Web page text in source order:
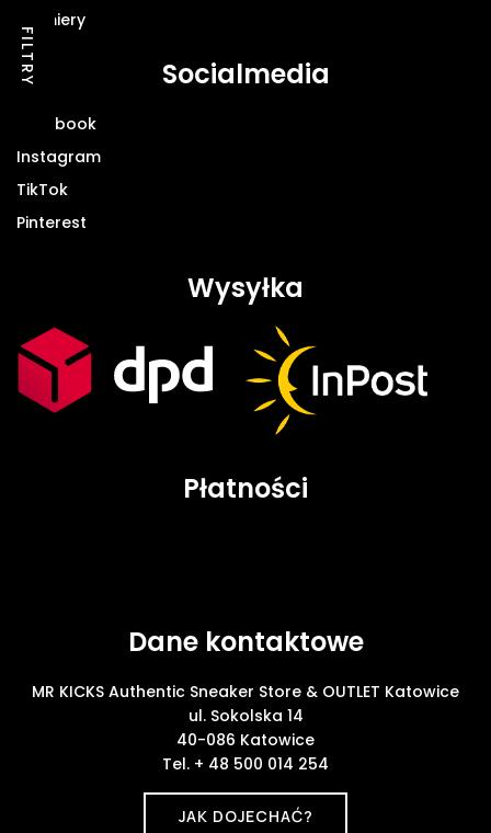
FILTRY
Premiery
Socialmedia
Facebook
Instagram
TikTok
Pinterest
Wysyłka
Płatności
Dane kontaktowe
MR KICKS Authentic Sneaker Store & OUTLET Katowice
ul. Sokolska 14
40-086 Katowice
Tel. + 48 500 014 254
JAK DOJECHAĆ?